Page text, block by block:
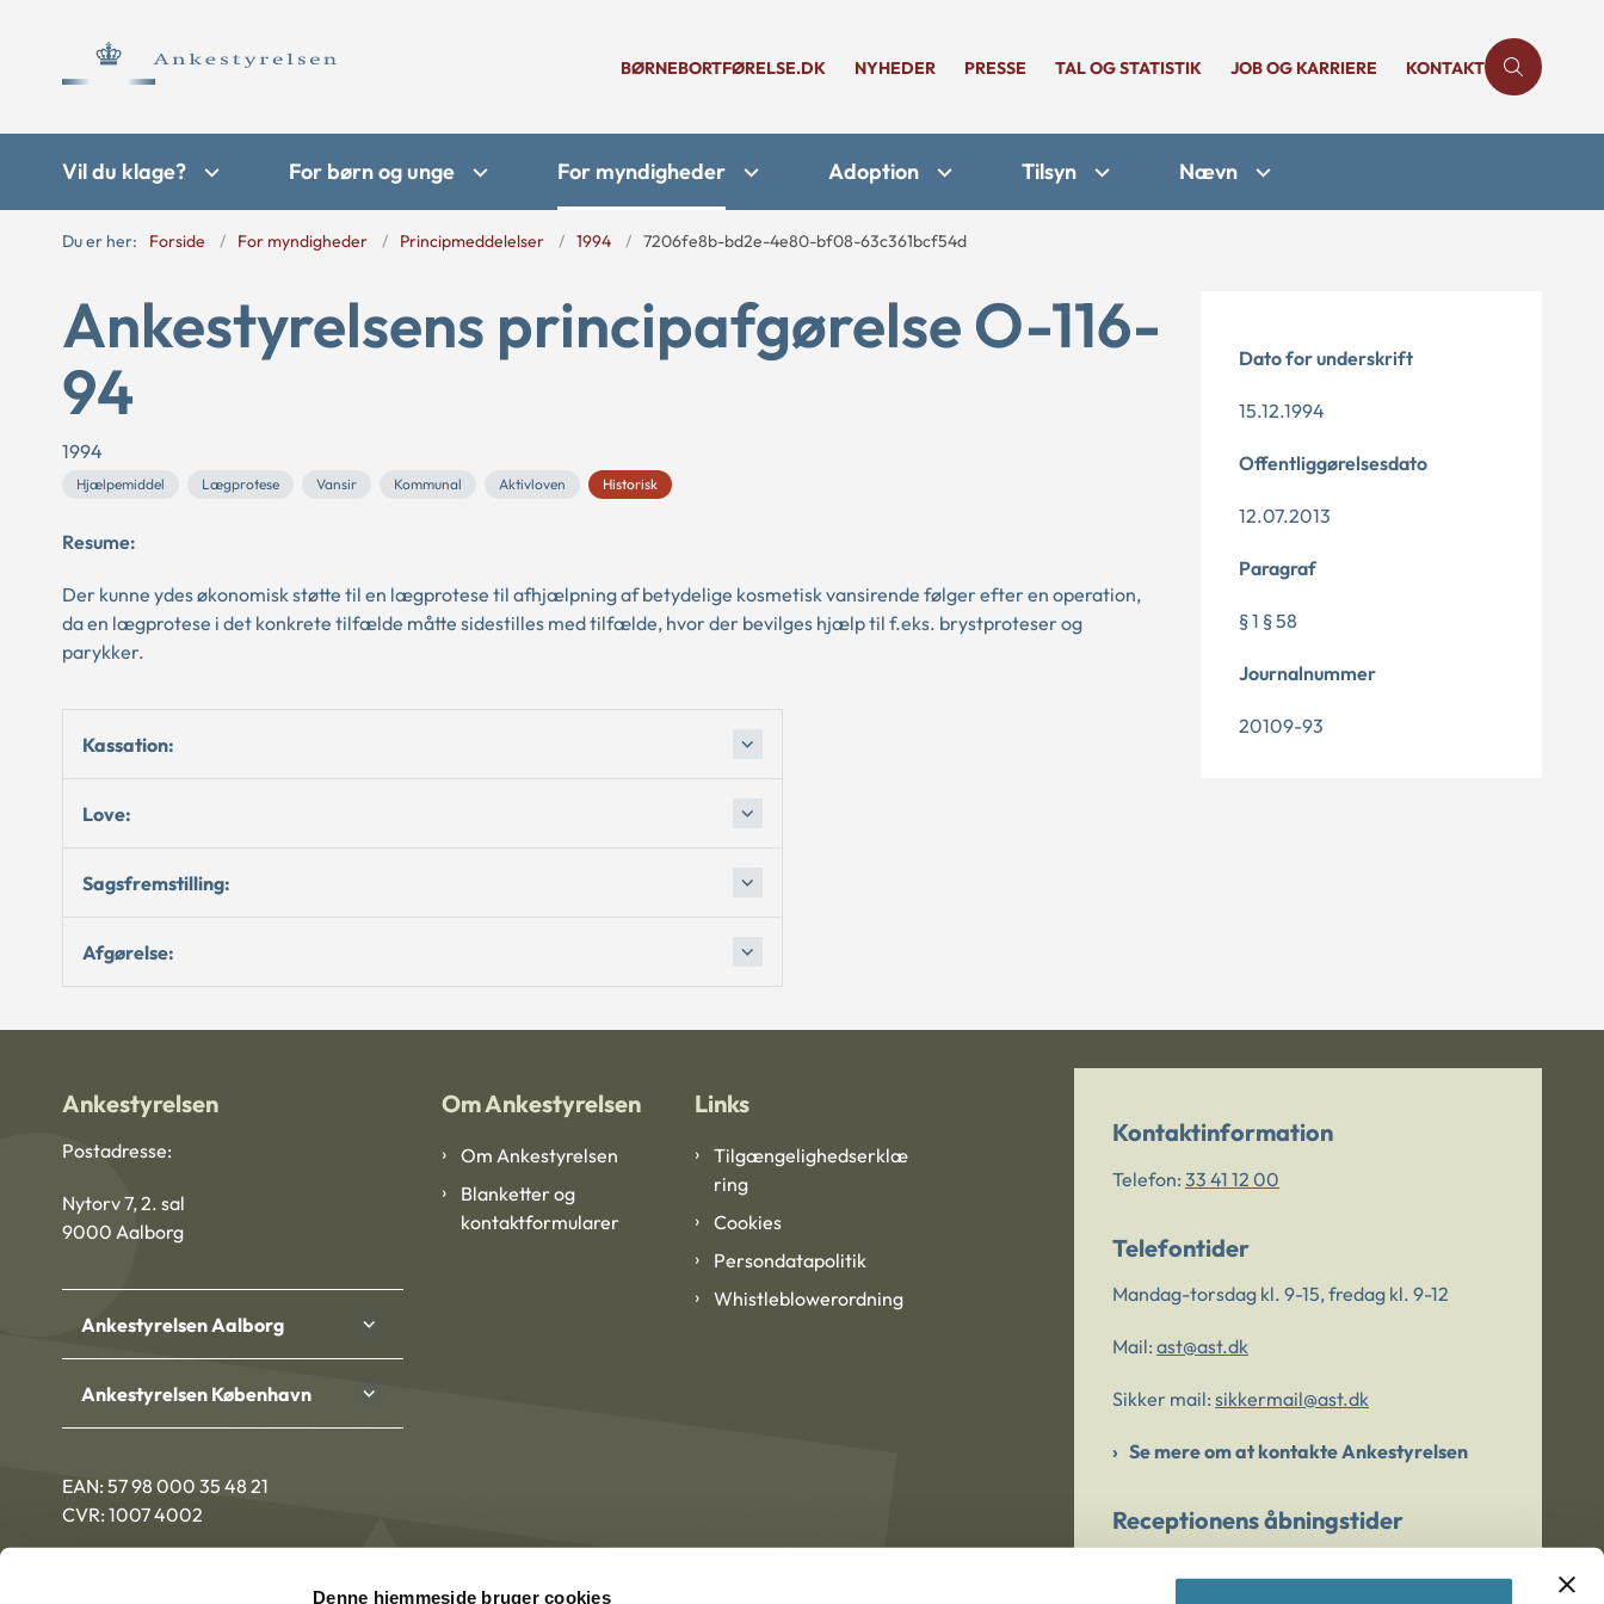
Denne hjemmeside bruger cookies
BØRNEBORTFØRELSE.DK NYHEDER PRESSE TAL OG STATISTIK JOB OG KARRIERE KONTAKT
Vil du klage? For børn og unge For myndigheder Adoption Tilsyn Nævn
Du er her: Forside For myndigheder Principmeddelelser 1994 7206fe8b-bd2e-4e80-bf08-63c361bcf54d
Ankestyrelsens principafgørelse O-116-
94
1994
Hjælpemiddel Lægprotese Vansir Kommunal Aktivloven Historisk
Resume:
Der kunne ydes økonomisk støtte til en lægprotese til afhjælpning af betydelige kosmetisk vansirende følger efter en operation,
da en lægprotese i det konkrete tilfælde måtte sidestilles med tilfælde, hvor der bevilges hjælp til f.eks. brystproteser og
parykker.
Kassation:
Love:
Sagsfremstilling:
Afgørelse:
Dato for underskrift
15.12.1994
Offentliggørelsesdato
12.07.2013
Paragraf
§ 1 § 58
Journalnummer
20109-93
Ankestyrelsen
Postadresse:
Nytorv 7, 2. sal
9000 Aalborg
Ankestyrelsen Aalborg
Ankestyrelsen København
EAN: 57 98 000 35 48 21
CVR: 1007 4002
Om Ankestyrelsen
Om Ankestyrelsen
Blanketter og
kontaktformularer
Links
Tilgængelighedserklæ
ring
Cookies
Persondatapolitik
Whistleblowerordning
Kontaktinformation
Telefon: 33 41 12 00
Telefontider
Mandag-torsdag kl. 9-15, fredag kl. 9-12
Mail: ast@ast.dk
Sikker mail: sikkermail@ast.dk
Se mere om at kontakte Ankestyrelsen
Receptionens åbningstider